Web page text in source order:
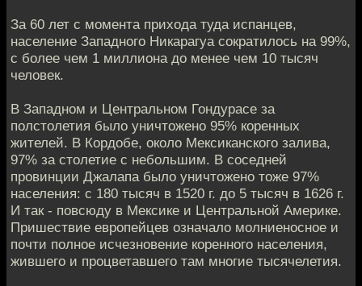
За 60 лет с момента прихода туда испанцев,
население Западного Никарагуа сократилось на 99%,
с более чем 1 миллиона до менее чем 10 тысяч
человек.
В Западном и Центральном Гондурасе за
полстолетия было уничтожено 95% коренных
жителей. В Кордобе, около Мексиканского залива,
97% за столетие с небольшим. В соседней
провинции Джалапа было уничтожено тоже 97%
населения: с 180 тысяч в 1520 г. до 5 тысяч в 1626 г.
И так - повсюду в Мексике и Центральной Америке.
Пришествие европейцев означало молниеносное и
почти полное исчезновение коренного населения,
жившего и процветавшего там многие тысячелетия.